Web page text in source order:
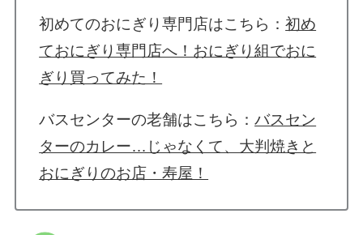
初めてのおにぎり専門店はこちら：初め
ておにぎり専門店へ！おにぎり組でおに
ぎり買ってみた！
バスセンターの老舗はこちら：バスセン
ターのカレー…じゃなくて、大判焼きと
おにぎりのお店・寿屋！